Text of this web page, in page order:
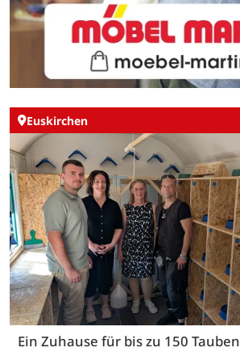
Euskirchen
Ein Zuhause für bis zu 150 Tauben